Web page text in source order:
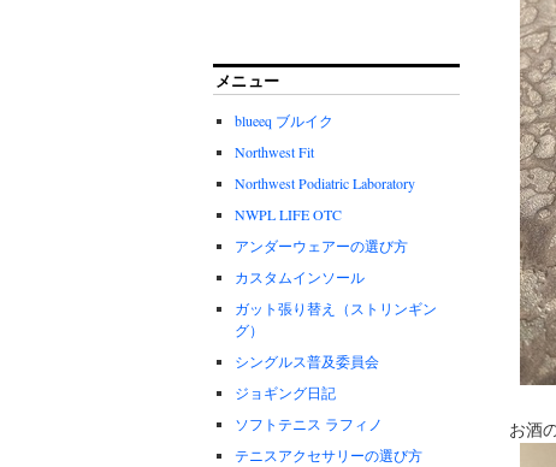
お酒
メニュー
blueeq ブルイク
Northwest Fit
Northwest Podiatric Laboratory
NWPL LIFE OTC
アンダーウェアーの選び方
カスタムインソール
ガット張り替え（ストリンギン
グ）
シングルス普及委員会
ジョギング日記
ソフトテニス ラフィノ
テニスアクセサリーの選び方